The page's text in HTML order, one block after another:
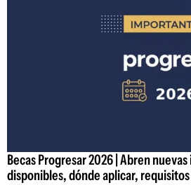
Becas Progresar 2026 | Abren
disponibles, dónde aplicar,